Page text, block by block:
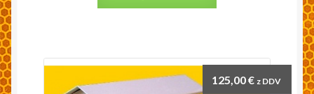
125,00€ z DDV